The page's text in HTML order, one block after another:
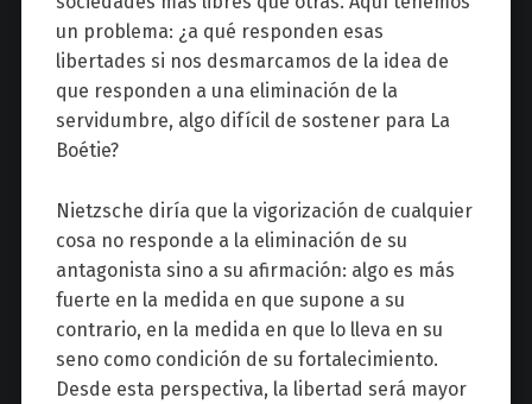
un problema: ¿a qué responden esas
libertades si nos desmarcamos de la idea de
que responden a una eliminación de la
servidumbre, algo difícil de sostener para La
Boétie?
Nietzsche diría que la vigorización de cualquier
cosa no responde a la eliminación de su
antagonista sino a su afirmación: algo es más
fuerte en la medida en que supone a su
contrario, en la medida en que lo lleva en su
seno como condición de su fortalecimiento.
Desde esta perspectiva, la libertad será mayor